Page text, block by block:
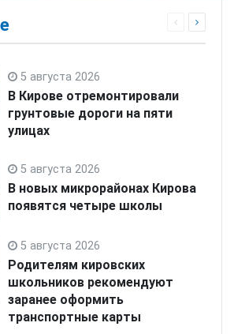
5 августа 2026
В Кирове отремонтировали
грунтовые дороги на пяти
улицах
5 августа 2026
В новых микрорайонах Кирова
появятся четыре школы
5 августа 2026
Родителям кировских
школьников рекомендуют
заранее оформить
транспортные карты